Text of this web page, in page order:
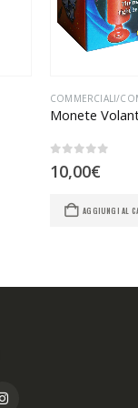
COMMERCIALI/
Monete
10,00€
AGGIUNGI AL